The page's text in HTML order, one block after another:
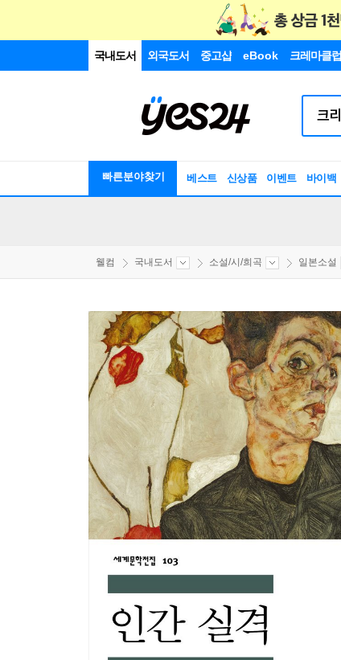
국내도서 외국도서 중고샵 eBook 크레마클럽
빠른분야찾기 베스트 신상품 이벤트 바이백
웰컴 국내도서 소설/시/희곡 일본소설